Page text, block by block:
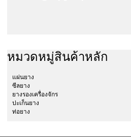
หมวดหมู่สินค้าหลัก
แผ่นยาง
ซีลยาง
ยางรองเครื่องจักร
ปะเก็นยาง
ท่อยาง